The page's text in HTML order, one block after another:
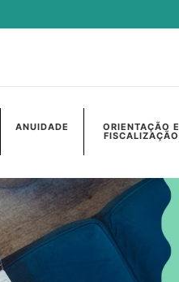
ANUIDADE ORIENTAÇÃO E
FISCALIZAÇÃO